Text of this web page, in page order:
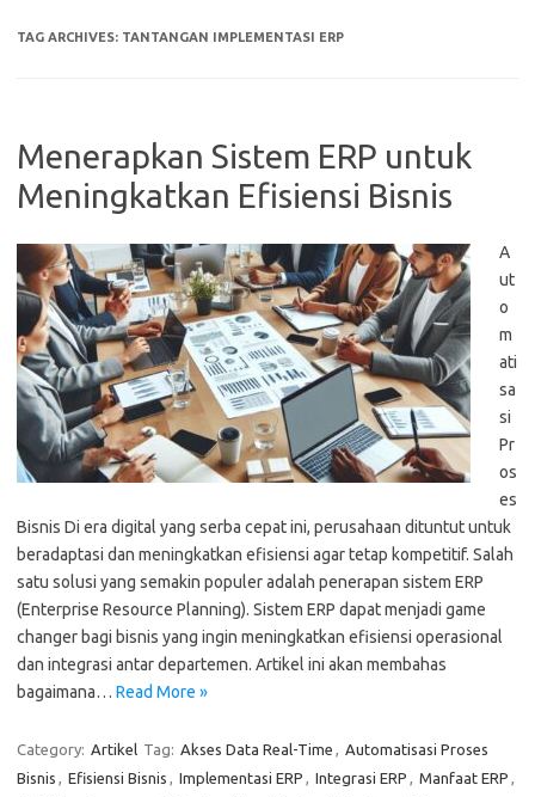
TAG ARCHIVES: TANTANGAN IMPLEMENTASI ERP
Menerapkan Sistem ERP untuk
Meningkatkan Efisiensi Bisnis
A
ut
o
m
ati
sa
si
Pr
os
es
Bisnis Di era digital yang serba cepat ini, perusahaan dituntut untuk
beradaptasi dan meningkatkan efisiensi agar tetap kompetitif. Salah
satu solusi yang semakin populer adalah penerapan sistem ERP
(Enterprise Resource Planning). Sistem ERP dapat menjadi game
changer bagi bisnis yang ingin meningkatkan efisiensi operasional
dan integrasi antar departemen. Artikel ini akan membahas
bagaimana… Read More »
Category: Artikel Tag: Akses Data Real-Time , Automatisasi Proses
Bisnis , Efisiensi Bisnis , Implementasi ERP , Integrasi ERP , Manfaat ERP ,